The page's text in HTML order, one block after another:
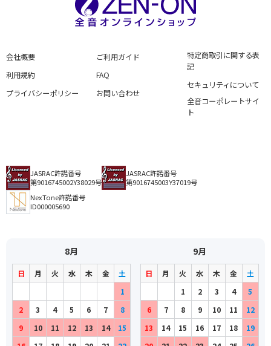
会社概要
利用規約
プライバシーポリシー
ご利用ガイド
FAQ
お問い合わせ
特定商取引に関する表
記
セキュリティについて
全音コーポレートサイ
ト
JASRAC許諾番号
第9016745002Y38029号
JASRAC許諾番号
第9016745003Y37019号
NexTone許諾番号
ID000005690
8月
日 月 火 水 木 金
土
1
2
3 4 5 6 7
8
9
10 11 12 13 14
15
9月
日 月 火 水 木 金
土
1
2 3 4
5
6
7 8 9 10 11
12
13
14 15 16 17 18
19